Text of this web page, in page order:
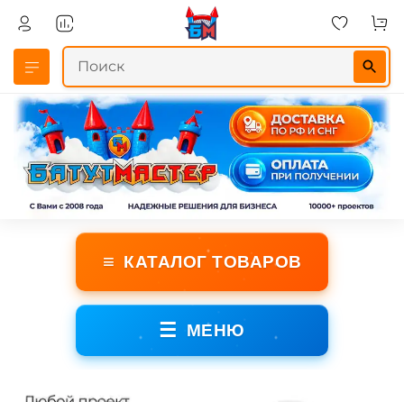
≡ КАТАЛОГ ТОВАРОВ
☰ МЕНЮ